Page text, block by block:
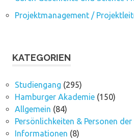
Projektmanagement /
KATEGORIEN
Studiengang (295)
Hamburger Akademie(150)
Allgemein (84)
Persönlichkeiten & Personen
Informationen (8)